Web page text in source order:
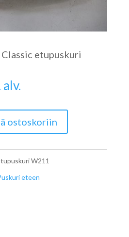
etupuskuri
alv.
ostoskoriin
W211
eteen